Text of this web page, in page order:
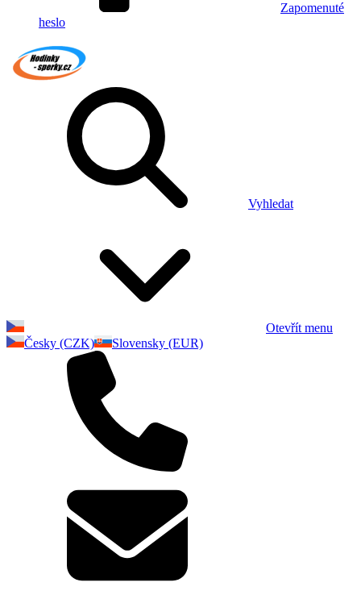
Zapomenuté
heslo
Vyhledat
Otevřít menu
Česky (CZK)
Slovensky (EUR)